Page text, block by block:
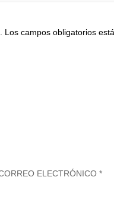
Los campos obligatorios